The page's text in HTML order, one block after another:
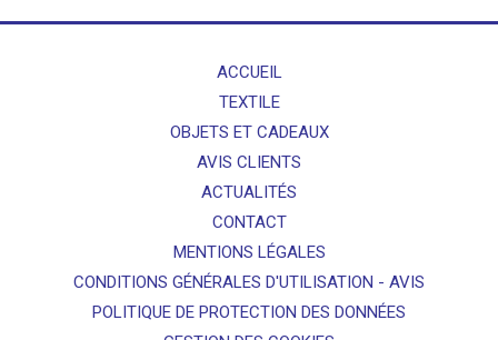
ACCUEIL
TEXTILE
OBJETS ET CADEAUX
AVIS CLIENTS
ACTUALITÉS
CONTACT
MENTIONS LÉGALES
CONDITIONS GÉNÉRALES D'UTILISATION - AVIS
POLITIQUE DE PROTECTION DES DONNÉES